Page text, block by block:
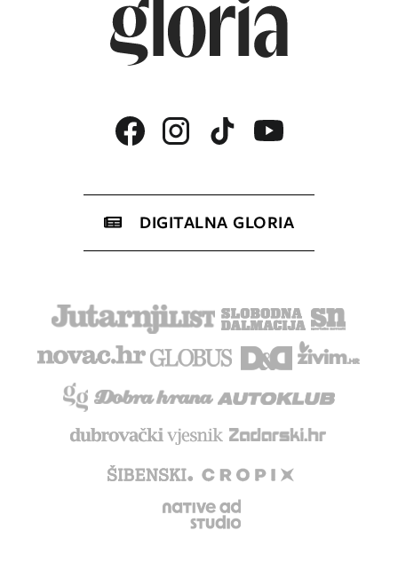
DIGITALNA GLORIA